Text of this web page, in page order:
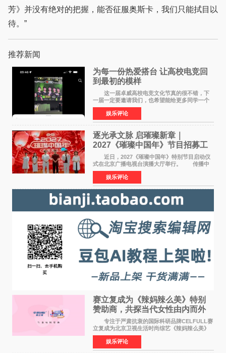
芳》并没有绝对的把握，能否征服奥斯卡，我们只能拭目以
待。”
推荐新闻
为每一份热爱搭台 让高校电竞回
到最初的模样
这一届卓威高校电竞文化节真的很不错，下
一届一定要邀请我们，也希望能给更多同学一个
来到现场的机会。 2026卓威高校电竞文化节
已经落下帷幕，在活动结束后，仍有不少高校电
竞社负责人和现
娱乐评论
逐光承文脉 启璀璨新章｜
2027《璀璨中国年》节目招募工
作圆满启动
近日，2027《璀璨中国年》特别节目启动仪
式在北京广播电视台演播大厅举行。 传播中
华优秀传统文化，弘扬纯正国风艺术，打造高规
格、高质感、正能量的文艺盛典，是璀璨中国年
矢志不渝的初心
娱乐评论
赛立复成为《辣妈辣么美》特别
赞助商，共探当代女性由内而外
活力美
专注于严肃抗衰的国际科研品牌CELFULL赛
立复成为北京卫视生活时尚综艺《辣妈辣么美》
的特别赞助商,明星辣妈袁咏仪倾情参与，向广大
都市女性传递健康生活新主张，寄语当代女性在
家庭与自我之间
娱乐评论